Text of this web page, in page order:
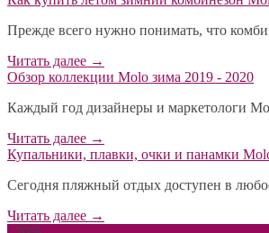
Прежде всего нужно понимать, что
Читать далее →
Обзор коллекции Molo зима 2019 - 2020
Каждый год дизайнеры и маркетологи
Читать далее →
Купальники, плавки, очки и панамки
Сегодня пляжный отдых доступен в
Читать далее →